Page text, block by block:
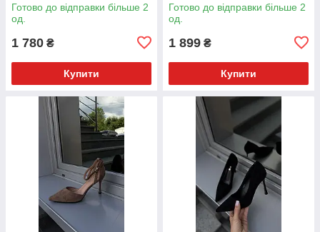
Готово до відправки більше 2
од.
1 780 ₴
Купити
Готово до відправки більше 2
од.
1 899 ₴
Купити